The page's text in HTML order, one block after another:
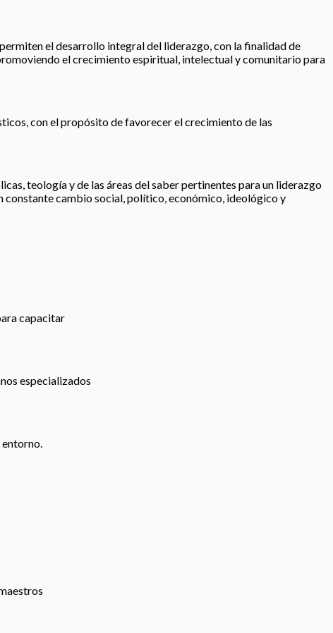
el desarrollo integral del liderazgo, con la finalidad de
el crecimiento espiritual, intelectual y comunitario para
con el propósito de favorecer el crecimiento de las
teología y de las áreas del saber pertinentes para un liderazgo
constante cambio social, político, económico, ideológico y
capacitar
especializados
entorno.